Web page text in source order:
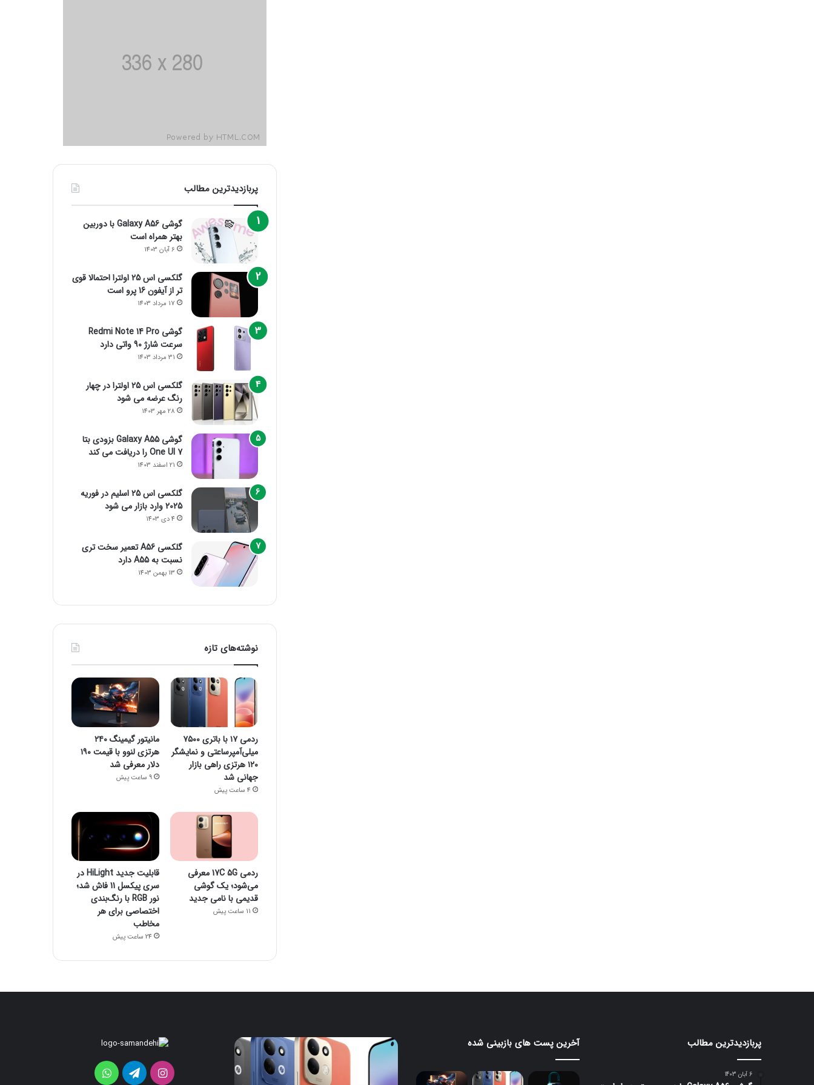
پربازدیدترین مطالب
گوشی Galaxy A56 با دوربین
بهتر همراه است
6 آبان 1403
گلکسی اس 25 اولترا احتمالا قوی
تر از آیفون 16 پرو است
17 مرداد 1403
گوشی Redmi Note 14 Pro
سرعت شارژ 90 واتی دارد
31 مرداد 1403
گلکسی اس 25 اولترا در چهار
رنگ عرضه می شود
28 مهر 1403
گوشی Galaxy A55 بزودی بتا
One UI 7 را دریافت می کند
21 اسفند 1403
گلکسی اس 25 اسلیم در فوریه
2025 وارد بازار می شود
4 دی 1403
گلکسی A56 تعمیر سخت تری
نسبت به A55 دارد
13 بهمن 1403
نوشته‌های تازه
ردمی ۱۷ با باتری ۷۵۰۰
میلی‌آمپرساعتی و نمایشگر
۱۲۰ هرتزی راهی بازار
جهانی شد
4 ساعت پیش
مانیتور گیمینگ ۲۴۰
هرتزی لنوو با قیمت ۱۹۰
دلار معرفی شد
9 ساعت پیش
ردمی 17C 5G معرفی
می‌شود؛ یک گوشی
قدیمی با نامی جدید
11 ساعت پیش
قابلیت جدید HiLight در
سری پیکسل 11 فاش شد؛
نور RGB با رنگ‌بندی
اختصاصی برای هر
مخاطب
24 ساعت پیش
پربازدیدترین مطالب
6 آبان 1403
آخرین پست های بازبینی شده
قابلیت
در
iOS
26
برای
اولین‌بار
ردمی
۱۷
با
باتری
اینستاگرامتلگرام واتس